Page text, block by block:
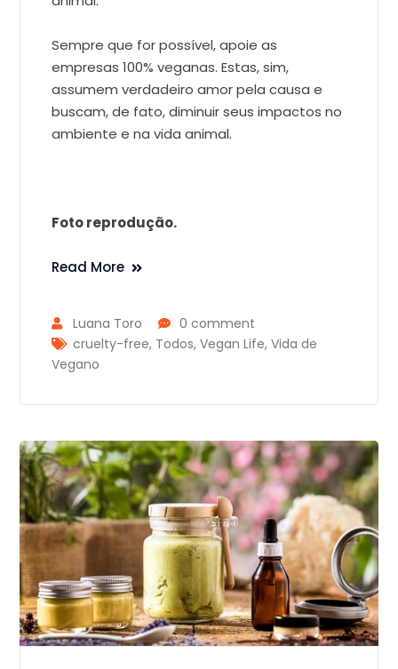
Sempre que for possível, apoie as
empresas 100% veganas. Estas, sim,
assumem verdadeiro amor pela causa e
buscam, de fato, diminuir seus impactos no
ambiente e na vida animal.
Foto reprodução.
Read More
Luana Toro
0 comment
cruelty-free, Todos,Vegan Life,Vida de
Vegano